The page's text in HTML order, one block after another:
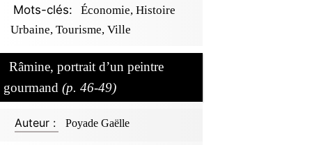
Mots-clés:
Économie, Histoire
Urbaine, Tourisme, Ville
Râmine, portrait d’un peintre
gourmand (p. 46-49)
Auteur : Poyade Gaëlle